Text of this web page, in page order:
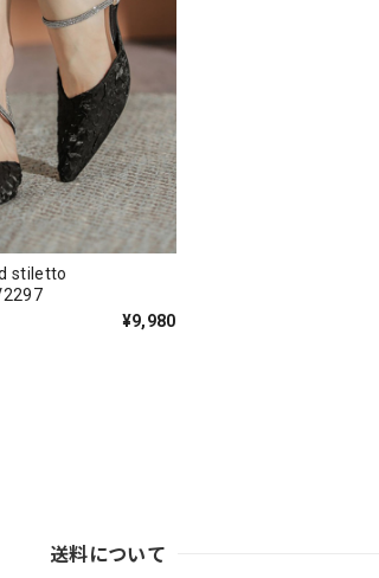
stiletto
¥9,980
送料について